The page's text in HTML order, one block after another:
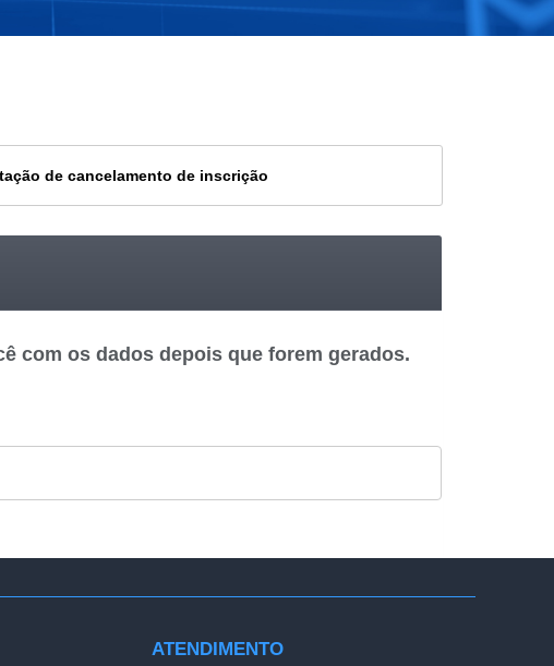
de cancelamento de inscrição
com os dados depois que forem gerados.
ATENDIMENTO